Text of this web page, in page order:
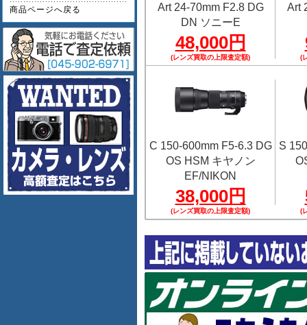
商品ページへ戻る
Art 24-70mm F2.8 DG
DN ソニーE
48,000円
(レンズ買取の上限査定額)
Art
(
C 150-600mm F5-6.3 DG
OS HSM キヤノン
EF/NIKON
38,000円
(レンズ買取の上限査定額)
S
(